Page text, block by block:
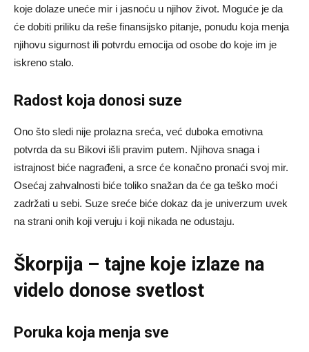
koje dolaze uneće mir i jasnoću u njihov život. Moguće je da
će dobiti priliku da reše finansijsko pitanje, ponudu koja menja
njihovu sigurnost ili potvrdu emocija od osobe do koje im je
iskreno stalo.
Radost koja donosi suze
Ono što sledi nije prolazna sreća, već duboka emotivna
potvrda da su Bikovi išli pravim putem. Njihova snaga i
istrajnost biće nagrađeni, a srce će konačno pronaći svoj mir.
Osećaj zahvalnosti biće toliko snažan da će ga teško moći
zadržati u sebi. Suze sreće biće dokaz da je univerzum uvek
na strani onih koji veruju i koji nikada ne odustaju.
Škorpija – tajne koje izlaze na
videlo donose svetlost
Poruka koja menja sve